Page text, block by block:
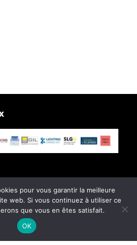
Contactez-nous
de vente
pour vous garantir la meilleure
web. Si vous continuez à utiliser ce
que vous en êtes satisfait.
OK